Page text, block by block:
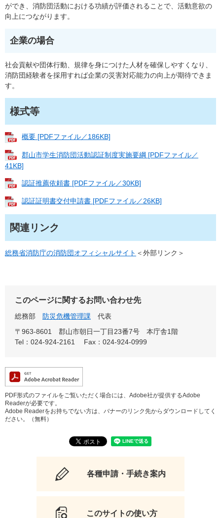
ができ、消防団活動における功績が評価されることで、活動意欲の
向上につながります。
企業の場合
社会貢献や団体行動、規律を身につけた人材を確保しやすくなり、
消防団経験者を採用すれば企業の災害対応能力の向上が期待できま
す。
様式等
概要 [PDFファイル／186KB]
郡山市学生消防団活動認証制度実施要綱 [PDFファイル／
41KB]
認証推薦依頼書 [PDFファイル／30KB]
認証証明書交付申請書 [PDFファイル／26KB]
関連リンク
総務省消防庁の消防団オフィシャルサイト ＜外部リンク＞
このページに関するお問い合わせ先
総務部 防災危機管理課
代表
〒963-8601
郡山市朝日一丁目23番7号 本庁舎1階
Tel：024-924-2161
Fax：024-924-0999
PDF形式のファイルをご覧いただく場合には、Adobe社が提供するAdobe
Readerが必要です。
Adobe Readerをお持ちでない方は、バナーのリンク先からダウンロードしてく
ださい。（無料）
各種申請・手続き案内
このサイトの使い方